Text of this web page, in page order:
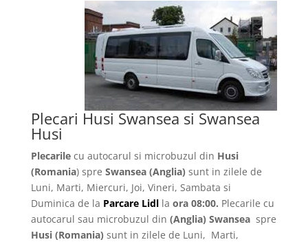
Plecari Husi Swansea si Swansea
Husi
Plecarilecu autocarul si microbuzul din Husi
(Romania) spre Swansea (Anglia) sunt in zilele de
Luni, Marti, Miercuri, Joi, Vineri, Sambata si
Duminica de la Parcare Lidlla ora 08:00. Plecarile cu
autocarul sau microbuzul din (Anglia) Swansea spre
Husi (Romania) sunt in zilele de Luni, Marti,